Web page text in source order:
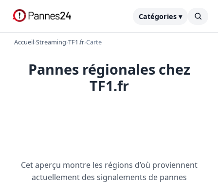
Catégories ▾
Accueil›Streaming›TF1.fr›Carte
Pannes régionales chez
TF1.fr
Cet aperçu montre les régions d’où proviennent
actuellement des signalements de pannes